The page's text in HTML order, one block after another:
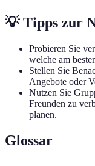
💡 Tipps zur
Probieren Sie
welche am
Stellen Sie
Angebote oder
Nutzen Sie
Freunden zu
planen.
Glossar